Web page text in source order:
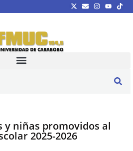
y niñas promovidos al
2025-2026